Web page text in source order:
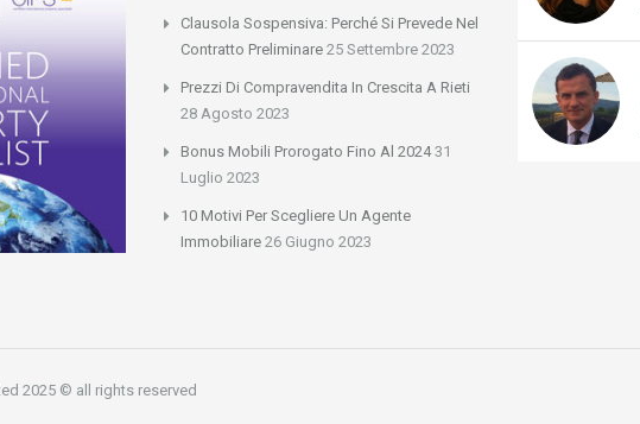
Clausola Sospensiva: Perché Si Prevede Nel
Contratto Preliminare 25 Settembre 2023
Prezzi Di Compravendita In Crescita A Rieti
28 Agosto 2023
Bonus Mobili Prorogato Fino Al 2024 31
Luglio 2023
10 Motivi Per Scegliere Un Agente
Immobiliare 26 Giugno 2023
2025 © all rights reserved